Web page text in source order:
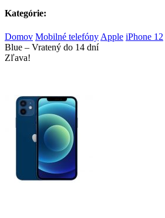
Kategórie:
Domov Mobilné telefóny Apple iPhone 12
Blue – Vratený do 14 dní
Zľava!